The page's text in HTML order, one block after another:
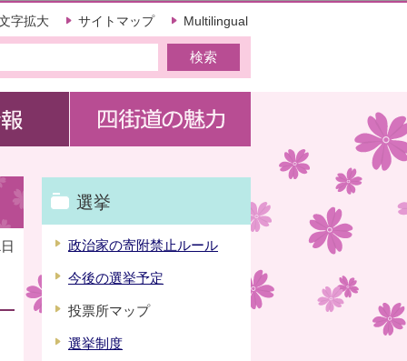
字拡大 サイトマップ Multilingual
選挙
政治家の寄附禁止ルール
今後の選挙予定
投票所マップ
選挙制度